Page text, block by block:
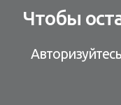
Чтобы